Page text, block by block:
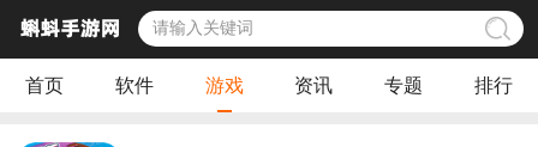
首页 软件 游戏 资讯 专题 排行